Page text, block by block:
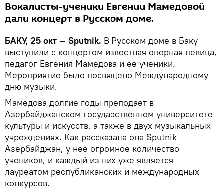
Вокалисты-ученики Евгении Мамедовой
дали концерт в Русском доме.
БАКУ, 25 окт — Sputnik. В Русском доме в Баку
выступили с концертом известная оперная певица,
педагог Евгения Мамедова и ее ученики.
Мероприятие было посвящено Международному
дню музыки.
Мамедова долгие годы преподает в
Азербайджанском государственном университете
культуры и искусств, а также в двух музыкальных
учреждениях. Как рассказала она Sputnik
Азербайджан, у нее огромное количество
учеников, и каждый из них уже является
лауреатом республиканских и международных
конкурсов.